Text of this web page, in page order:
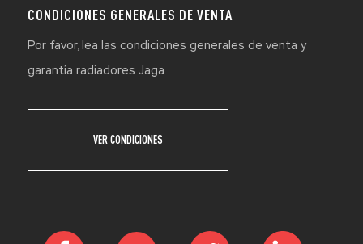
CONDICIONES GENERALES DE VENTA
Por favor, lea las condiciones generales de venta y
garantía radiadores Jaga
VER CONDICIONES